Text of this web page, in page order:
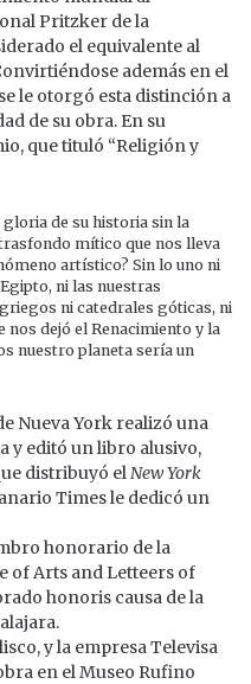
Pritzker de la
el equivalente al
además en el
le otorgó esta distinción a
de su obra. En su
que tituló “Religión y
de su historia sin la
mítico que nos lleva
artístico? Sin lo uno ni
ni las nuestras
ni catedrales góticas, ni
dejó el Renacimiento y la
nuestro planeta sería un
Nueva York realizó una
y editó un libro alusivo,
distribuyó elNew York
Times le dedicó un
honorario de la
of Arts and Letteers of
honoris causa de la
y la empresa Televisa
en el Museo Rufino